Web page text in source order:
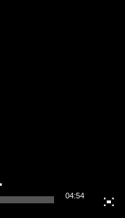
04:54